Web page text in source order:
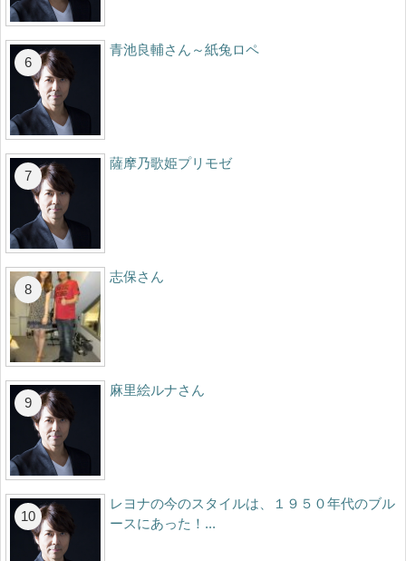
青池良輔さん～紙兔ロペ
薩摩乃歌姫プリモゼ
志保さん
麻里絵ルナさん
レヨナの今のスタイルは、１９５０年代のブル
ースにあった！...